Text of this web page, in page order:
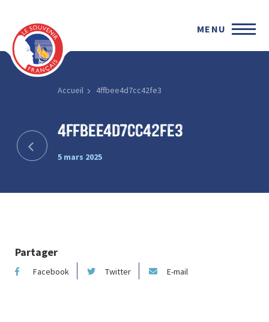
MENU
Accueil 4ffbee4d7cc42fe3
4ffbee4d7cc42fe3
5 mars 2025
Partager
Facebook Twitter E-mail